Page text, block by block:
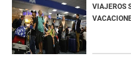
VIAJEROS